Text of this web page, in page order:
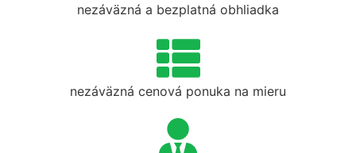
nezáväzná a bezplatná obhliadka
nezáväzná cenová ponuka na mieru